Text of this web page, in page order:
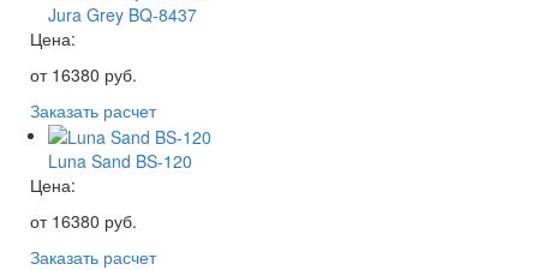
Jura Grey BQ-8437
Цена:
от 16380 руб.
Заказать расчет
Luna Sand BS-120
Цена:
от 16380 руб.
Заказать расчет